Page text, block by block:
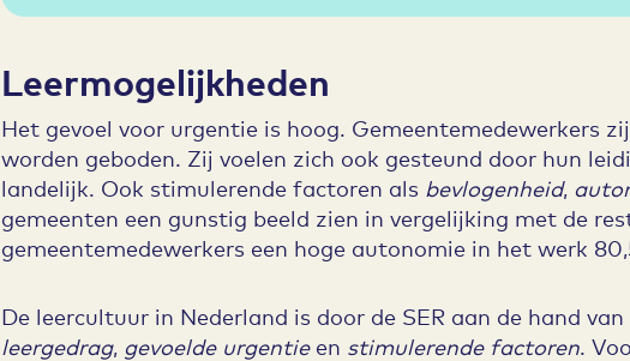
Leermogelijkheden
Het gevoel voor urgentie is hoog. Gemeentemedewerkers
worden geboden. Zij voelen zich ook gesteund door hun
landelijk. Ook stimulerende factoren als bevlogenheid,
gemeenten een gunstig beeld zien in vergelijking met de
gemeentemedewerkers een hoge autonomie in het werk
De leercultuur in Nederland is door de SER aan de hand
leergedrag, gevoelde urgentieen stimulerende factoren.